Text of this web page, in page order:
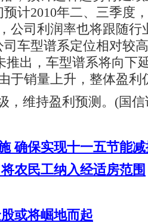
计2010年二、三季度
公司利润率也将跟随行
车型谱系定位相对较
推出，车型谱系将向下
于销量上升，整体盈利
维持盈利预测。(国信
确保实现十一五节能
农民工纳入经适房范围
或将崛地而起